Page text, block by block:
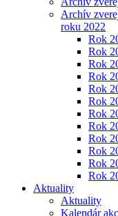
Archív
roku 2022
Rok
Rok
Rok
Rok
Rok
Rok
Rok
Rok
Rok
Rok
Rok
Rok
Aktuality
Aktuality
Kalendár